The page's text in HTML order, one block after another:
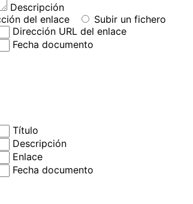
Descripción
del enlace
Subir un fichero
Dirección URL del enlace
Fecha documento
Título
Descripción
Enlace
Fecha documento